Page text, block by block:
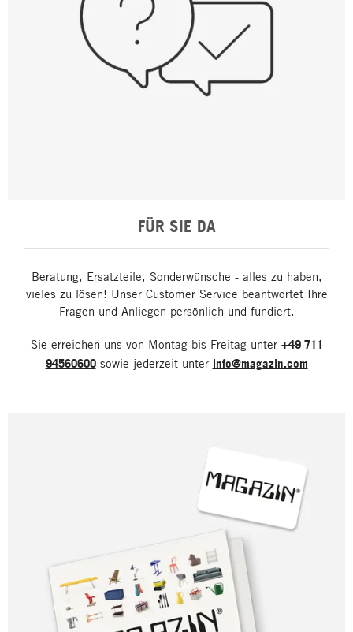
FÜR SIE DA
Beratung, Ersatzteile, Sonderwünsche - alles zu haben,
vieles zu lösen! Unser Customer Service beantwortet Ihre
Fragen und Anliegen persönlich und fundiert.
Sie erreichen uns von Montag bis Freitag unter +49 711
94560600sowie jederzeit unter info@magazin.com